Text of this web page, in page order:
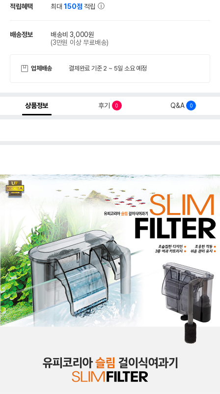
적립혜택 최대150점 적립
배송정보
배송비 3,000원
(3만원 이상 무료배송)
업체배송 결제완료 기준 2 ~ 5일 소요 예정
상품정보 후기 0 Q&A 0